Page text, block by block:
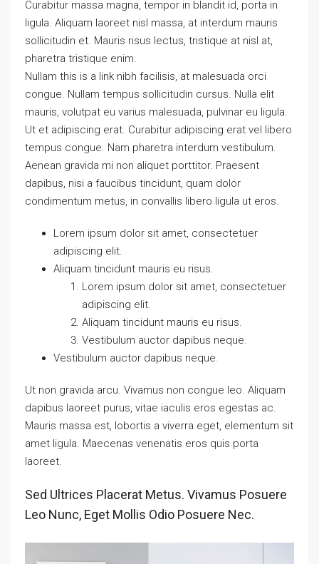
Curabitur massa magna, tempor in blandit id, porta in
ligula. Aliquam laoreet nisl massa, at interdum mauris
sollicitudin et. Mauris risus lectus, tristique at nisl at,
pharetra tristique enim.
Nullam this is a link nibh facilisis, at malesuada orci
congue. Nullam tempus sollicitudin cursus. Nulla elit
mauris, volutpat eu varius malesuada, pulvinar eu ligula.
Ut et adipiscing erat. Curabitur adipiscing erat vel libero
tempus congue. Nam pharetra interdum vestibulum.
Aenean gravida mi non aliquet porttitor. Praesent
dapibus, nisi a faucibus tincidunt, quam dolor
condimentum metus, in convallis libero ligula ut eros.
Lorem ipsum dolor sit amet, consectetuer
adipiscing elit.
Aliquam tincidunt mauris eu risus.
Lorem ipsum dolor sit amet, consectetuer
adipiscing elit.
Aliquam tincidunt mauris eu risus.
Vestibulum auctor dapibus neque.
Vestibulum auctor dapibus neque.
Ut non gravida arcu. Vivamus non congue leo. Aliquam
dapibus laoreet purus, vitae iaculis eros egestas ac.
Mauris massa est, lobortis a viverra eget, elementum sit
amet ligula. Maecenas venenatis eros quis porta
laoreet.
Sed Ultrices Placerat Metus. Vivamus Posuere
Leo Nunc, Eget Mollis Odio Posuere Nec.